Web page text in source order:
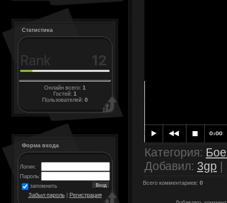
Статистика
Онлайн всего: 1
Гостей: 1
Пользователей: 0
Форма входа
Логин:
Пароль:
запомнить
Забыл пароль| Регистрация
Категория:
Добавил: 3gp |
Всего комментариев: 0